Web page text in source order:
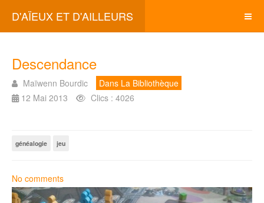
D'AÏEUX ET D'AILLEURS
Descendance
Maïwenn Bourdic
Dans La Bibliothèque
12 Mai 2013
Clics : 4026
généalogie jeu
No comments